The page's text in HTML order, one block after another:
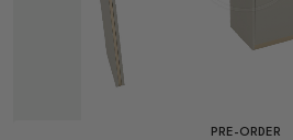
PRE-ORDER